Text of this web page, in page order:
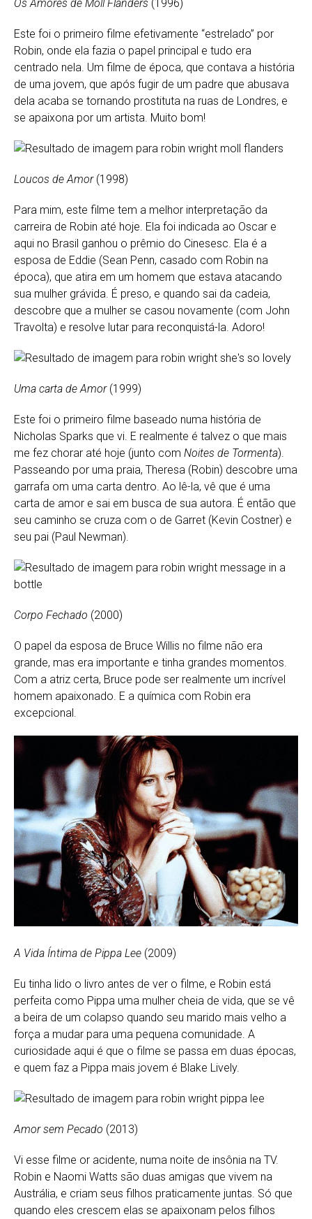
Os Amores de Moll Flanders (1996)
Este foi o primeiro filme efetivamente “estrelado” por
Robin, onde ela fazia o papel principal e tudo era
centrado nela. Um filme de época, que contava a história
de uma jovem, que após fugir de um padre que abusava
dela acaba se tornando prostituta na ruas de Londres, e
se apaixona por um artista. Muito bom!
Loucos de Amor(1998)
Para mim, este filme tem a melhor interpretação da
carreira de Robin até hoje. Ela foi indicada ao Oscar e
aqui no Brasil ganhou o prêmio do Cinesesc. Ela é a
esposa de Eddie (Sean Penn, casado com Robin na
época), que atira em um homem que estava atacando
sua mulher grávida. É preso, e quando sai da cadeia,
descobre que a mulher se casou novamente (com John
Travolta) e resolve lutar para reconquistá-la. Adoro!
Uma carta de Amor(1999)
Este foi o primeiro filme baseado numa história de
Nicholas Sparks que vi. E realmente é talvez o que mais
me fez chorar até hoje (junto com Noites de Tormenta).
Passeando por uma praia, Theresa (Robin) descobre uma
garrafa om uma carta dentro. Ao lê-la, vê que é uma
carta de amor e sai em busca de sua autora. É então que
seu caminho se cruza com o de Garret (Kevin Costner) e
seu pai (Paul Newman).
Corpo Fechado (2000)
O papel da esposa de Bruce Willis no filme não era
grande, mas era importante e tinha grandes momentos.
Com a atriz certa, Bruce pode ser realmente um incrível
homem apaixonado. E a química com Robin era
excepcional.
A Vida Íntima de Pippa Lee (2009)
Eu tinha lido o livro antes de ver o filme, e Robin está
perfeita como Pippa uma mulher cheia de vida, que se vê
a beira de um colapso quando seu marido mais velho a
força a mudar para uma pequena comunidade. A
curiosidade aqui é que o filme se passa em duas épocas,
e quem faz a Pippa mais jovem é Blake Lively.
Amor sem Pecado (2013)
Vi esse filme or acidente, numa noite de insônia na TV.
Robin e Naomi Watts são duas amigas que vivem na
Austrália, e criam seus filhos praticamente juntas. Só que
quando eles crescem elas se apaixonam pelos filhos